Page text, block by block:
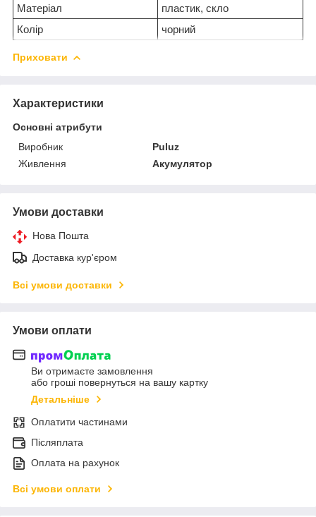
Матеріал
пластик, скло
Колір
чорний
Приховати
Характеристики
Основні атрибути
Виробник
Puluz
Живлення
Акумулятор
Умови доставки
Нова Пошта
Доставка кур'єром
Всі умови доставки
Умови оплати
Ви отримаєте замовлення
або гроші повернуться на вашу картку
Детальніше
Оплатити частинами
Післяплата
Оплата на рахунок
Всі умови оплати